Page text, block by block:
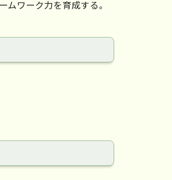
ワーク力を育成する。